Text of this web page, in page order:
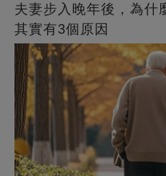
夫妻步入晚年後，為什
其實有3個原因